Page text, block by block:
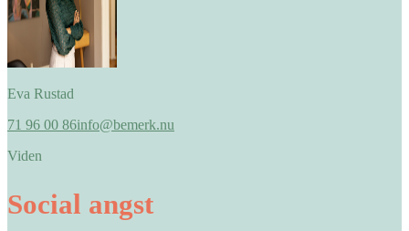
Eva Rustad
71 96 00 86info@bemerk.nu
Viden
Social angst